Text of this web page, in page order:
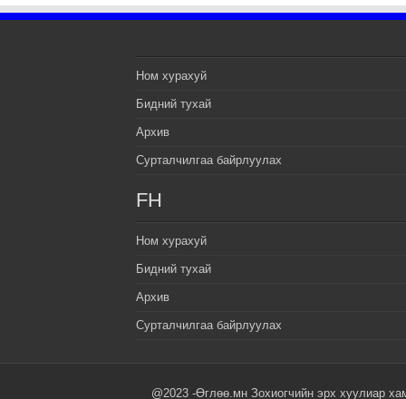
Ном хурахуй
Бидний тухай
Архив
Сурталчилгаа байрлуулах
FH
Ном хурахуй
Бидний тухай
Архив
Сурталчилгаа байрлуулах
@2023 -Өглөө.мн Зохиогчийн эрх хуулиар